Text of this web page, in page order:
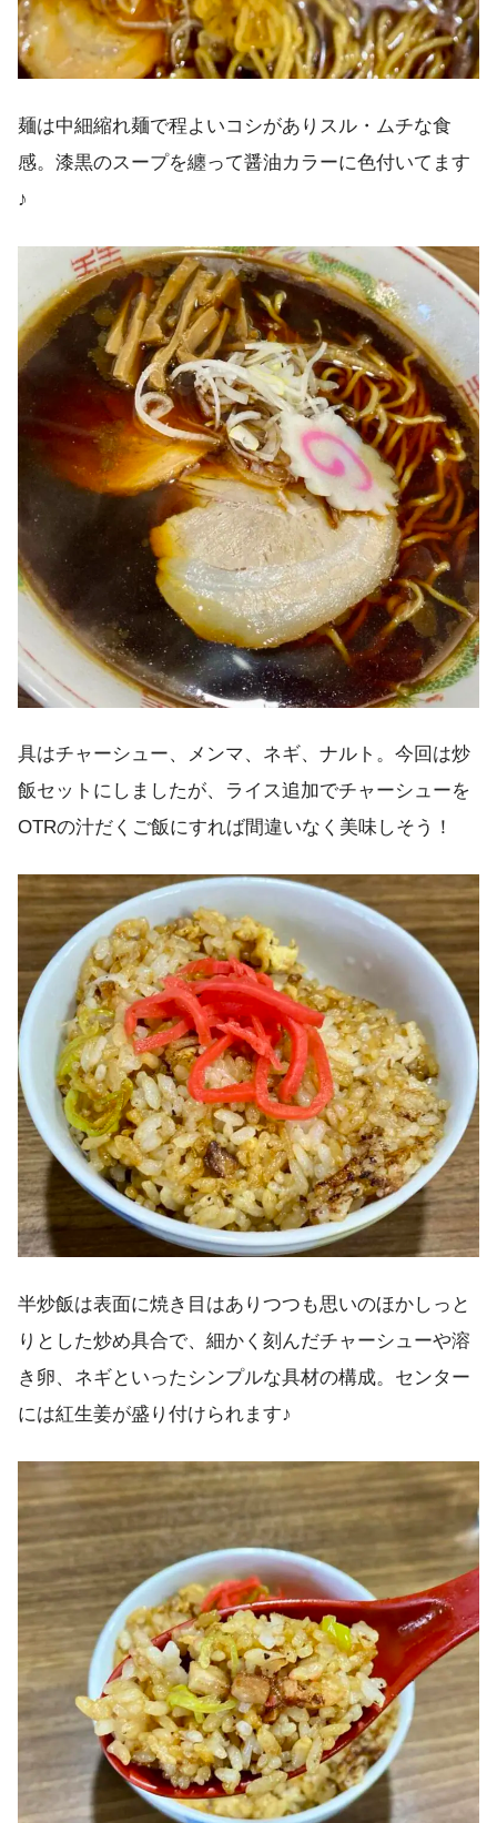
麺は中細縮れ麺で程よいコシがありスル・ムチな食
感。漆黒のスープを纏って醤油カラーに色付いてます
♪
具はチャーシュー、メンマ、ネギ、ナルト。今回は炒
飯セットにしましたが、ライス追加でチャーシューを
OTRの汁だくご飯にすれば間違いなく美味しそう！
半炒飯は表面に焼き目はありつつも思いのほかしっと
りとした炒め具合で、細かく刻んだチャーシューや溶
き卵、ネギといったシンプルな具材の構成。センター
には紅生姜が盛り付けられます♪